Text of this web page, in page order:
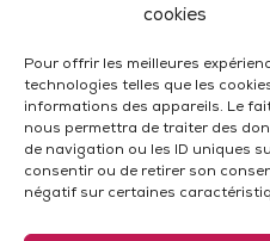
cookies
Pour offrir les meilleures
technologies telles que les
informations des appareils. Le
nous permettra de traiter des
de navigation ou les ID uniques
consentir ou de retirer son
négatif sur certaines
CONDITIONS
POLITIQUE DE
POLITIQUE
PLAN